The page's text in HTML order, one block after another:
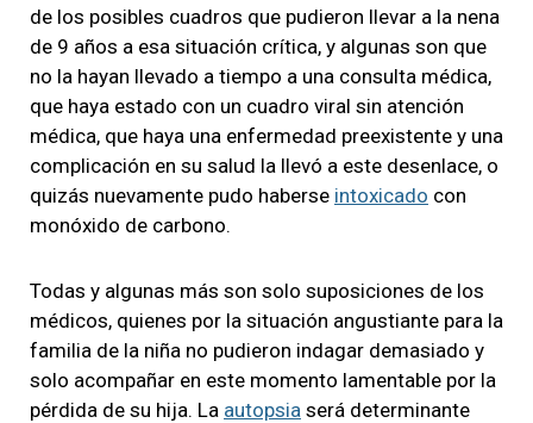
de los posibles cuadros que pudieron llevar a la nena
de 9 años a esa situación crítica, y algunas son que
no la hayan llevado a tiempo a una consulta médica,
que haya estado con un cuadro viral sin atención
médica, que haya una enfermedad preexistente y una
complicación en su salud la llevó a este desenlace, o
quizás nuevamente pudo haberse intoxicado con
monóxido de carbono.
Todas y algunas más son solo suposiciones de los
médicos, quienes por la situación angustiante para la
familia de la niña no pudieron indagar demasiado y
solo acompañar en este momento lamentable por la
pérdida de su hija. La autopsia será determinante